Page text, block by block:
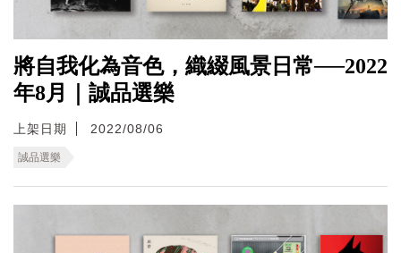
將自我化為音色，織綴風景日常──2022
年8月｜誠品選樂
上架日期 2022/08/06
誠品選樂